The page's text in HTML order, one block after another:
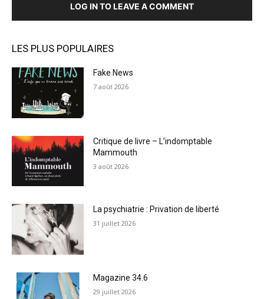
LOG IN TO LEAVE A COMMENT
LES PLUS POPULAIRES
Fake News
7 août 2026
Critique de livre – L’indomptable
Mammouth
3 août 2026
La psychiatrie : Privation de liberté
31 juillet 2026
Magazine 34.6
29 juillet 2026